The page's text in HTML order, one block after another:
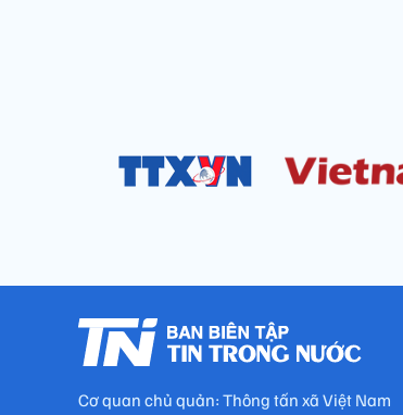
Cơ quan chủ quản: Thông tấn xã Việt Nam